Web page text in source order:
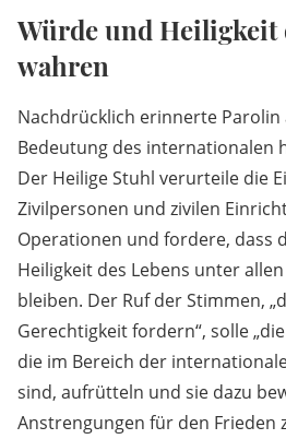
Würde und Heiligkeit
wahren
Nachdrücklich erinnerte
Bedeutung des internationalen
Der Heilige Stuhl verurteile die
Zivilpersonen und zivilen
Operationen und fordere, dass
Heiligkeit des Lebens unter
bleiben. Der Ruf der Stimmen,
Gerechtigkeit fordern“, solle
die im Bereich der
sind, aufrütteln und sie dazu
Anstrengungen für den Frieden